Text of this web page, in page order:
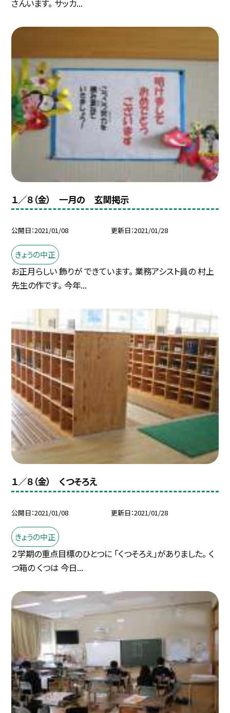
さんいます。 サッカ...
１／８（金） 一月の 玄関掲示
公開日 2021/01/08 更新日 2021/01/28
きょうの中正
お正月らしい 飾りが できています。 業務アシスト員の 村上
先生の作です。 今年...
１／８（金） くつそろえ
公開日 2021/01/08 更新日 2021/01/28
きょうの中正
２学期の重点目標のひとつに 「くつそろえ」がありました。 く
つ箱の くつは 今日...